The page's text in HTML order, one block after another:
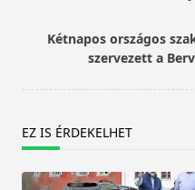
reader-
text">Page</span>
Kétnapos országos
szervezett a
EZ IS ÉRDEKELHET